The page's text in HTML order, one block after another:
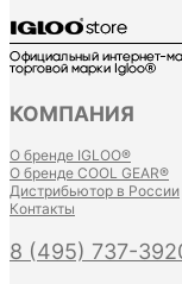
КОМПАНИЯ
О бренде IGLOO®
О бренде COOL GEAR®
Дистрибьютор в России
Контакты
8 (495) 737-